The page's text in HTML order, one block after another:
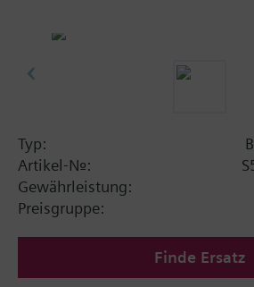
Typ:
Artikel-Nr.:
Gewährleistung:
Preisgruppe:
Finde Ersatz